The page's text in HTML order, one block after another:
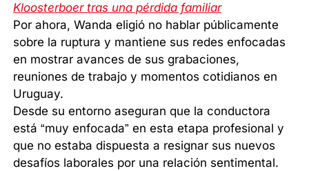
Kloosterboer tras una pérdida familiar
Por ahora, Wanda eligió no hablar públicamente
sobre la ruptura y mantiene sus redes enfocadas
en mostrar avances de sus grabaciones,
reuniones de trabajo y momentos cotidianos en
Uruguay.
Desde su entorno aseguran que la conductora
está “muy enfocada” en esta etapa profesional y
que no estaba dispuesta a resignar sus nuevos
desafíos laborales por una relación sentimental.